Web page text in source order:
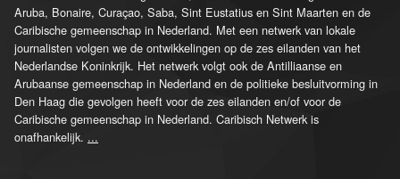
Aruba, Bonaire, Curaçao, Saba, Sint Eustatius en Sint Maarten en de
Caribische gemeenschap in Nederland. Met een netwerk van lokale
journalisten volgen we de ontwikkelingen op de zes eilanden van het
Nederlandse Koninkrijk. Het netwerk volgt ook de Antilliaanse en
Arubaanse gemeenschap in Nederland en de politieke besluitvorming in
Den Haag die gevolgen heeft voor de zes eilanden en/of voor de
Caribische gemeenschap in Nederland. Caribisch Netwerk is
onafhankelijk. ...